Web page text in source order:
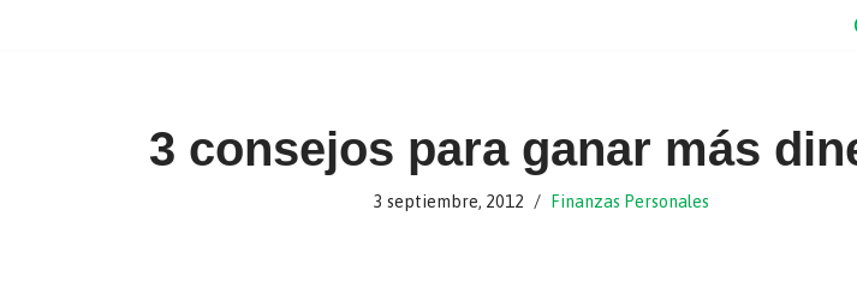
3 consejos para ganar más
3 septiembre, 2012 Finanzas Personales